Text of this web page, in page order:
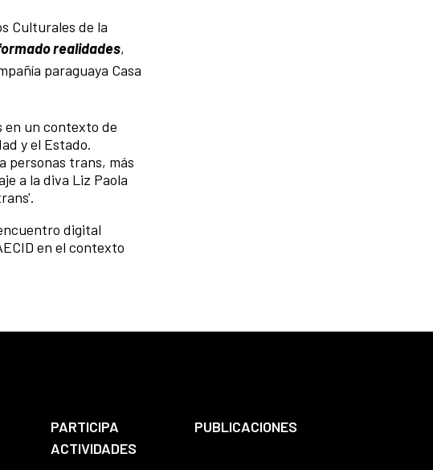
Culturales de la
realidades,
paraguaya Casa
en un contexto de
y el Estado.
personas trans, más
a la diva Liz Paola
digital
en el contexto
PARTICIPA
PUBLICACIONES
ACTIVIDADES